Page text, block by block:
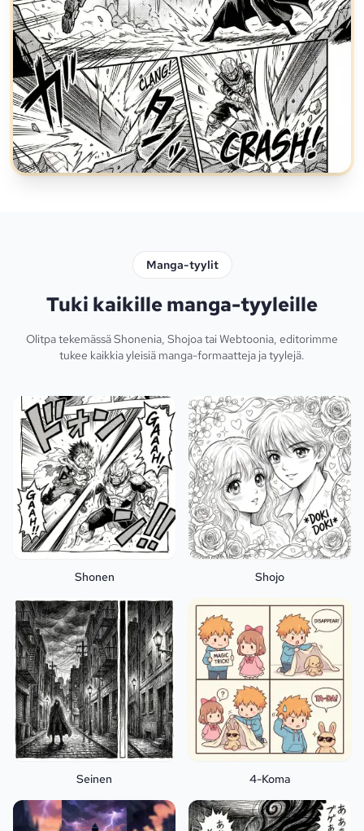
Manga-tyylit
Tuki kaikille manga-tyyleille
Olitpa tekemässä Shonenia, Shojoa tai Webtoonia, editorimme
tukee kaikkia yleisiä manga-formaatteja ja tyylejä.
Shonen Shojo
Seinen 4-Koma